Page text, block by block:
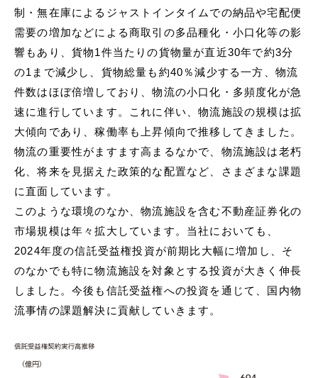
制・無在庫によるジャストインタイムでの納品や宅配便
需要の増加などによる商取引の多品種化・小口化等の影
響もあり、貨物1件当たりの貨物量が直近30年で約3分
の1まで減少し、貨物総量も約40％減少する一方、物流
件数はほぼ倍増しており、物流の小口化・多頻度化が急
速に進行しています。これに伴い、物流施設の規模は拡
大傾向であり、稼働率も上昇傾向で推移してきました。
物流の重要性がますます高まるなかで、物流施設は老朽
化、将来を見据えた政策的な配置など、さまざまな課題
に直面しています。
このような環境のなか、物流施設を含む不動産証券化の
市場規模は年々拡大しています。当社においても、
2024年度の信託受益権投資が前期比大幅に増加し、そ
のなかでも特に物流施設を対象とする投資が大きく伸長
しました。今後も信託受益権への投資を通じて、国内物
流事情の課題解決に貢献していきます。